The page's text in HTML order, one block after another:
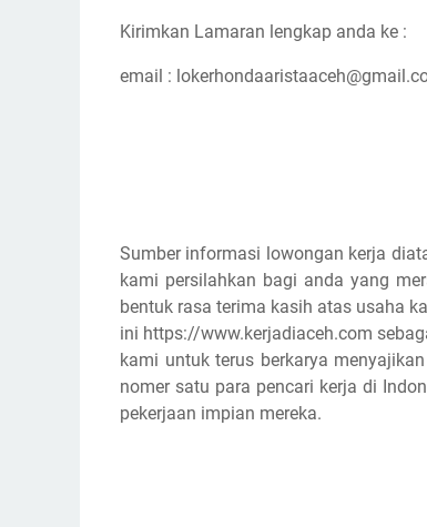
Kirimkan Lamaran lengkap anda ke :
email :
Sumber informasi lowongan kerja
kami persilahkan bagi anda yang
bentuk rasa terima kasih atas usaha
ini https://www.kerjadiaceh.com
kami untuk terus berkarya
nomer satu para pencari kerja di
pekerjaan impian mereka.